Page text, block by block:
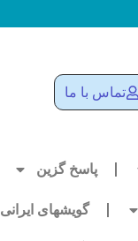
تماس با ما
پاسخ گزین
گویشهای ایرانی